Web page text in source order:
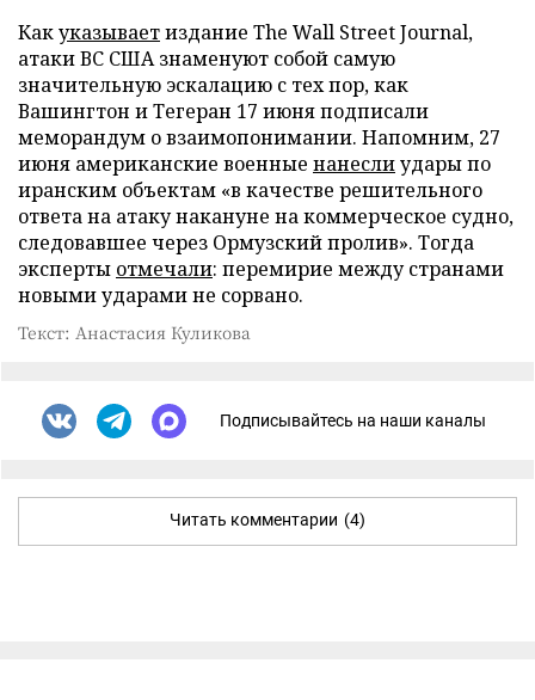
Какуказываетиздание The Wall Street Journal,
атаки ВС США знаменуют собой самую
значительную эскалацию с тех пор, как
Вашингтон и Тегеран 17 июня подписали
меморандум о взаимопонимании. Напомним, 27
июня американские военные нанеслиудары по
иранским объектам «в качестве решительного
ответа на атаку накануне на коммерческое судно,
следовавшее через Ормузский пролив». Тогда
эксперты отмечали: перемирие между странами
новыми ударами не сорвано.
Текст: Анастасия Куликова
Подписывайтесь на наши каналы
Читать комментарии (4)